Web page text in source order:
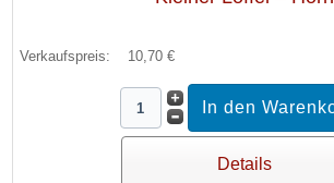
Verkaufspreis: 10,70 €
Details